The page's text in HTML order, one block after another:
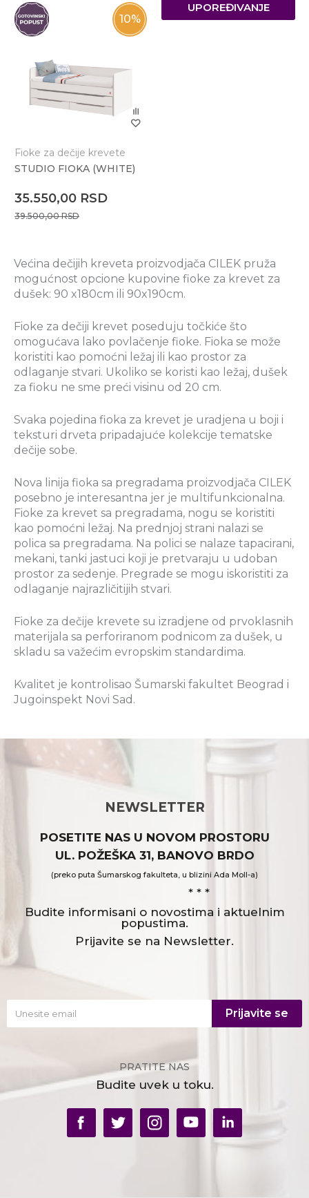
10%
Fioke za dečije krevete
STUDIO FIOKA (WHITE)
35.550,00 RSD
39.500,00RSD
UPOREĐIVANJE
Većina dečijih kreveta proizvodjača CILEK pruža
mogućnost opcione kupovine fioke za krevet za
dušek: 90 x180cm ili 90x190cm.
Fioke za dečiji krevet poseduju točkiće što
omogućava lako povlačenje fioke. Fioka se može
koristiti kao pomoćni ležaj ili kao prostor za
odlaganje stvari. Ukoliko se koristi kao ležaj, dušek
za fioku ne sme preći visinu od 20 cm.
Svaka pojedina fioka za krevet je uradjena u boji i
teksturi drveta pripadajuće kolekcije tematske
dečije sobe.
Nova linija fioka sa pregradama proizvodjača CILEK
posebno je interesantna jer je multifunkcionalna.
Fioke za krevet sa pregradama, nogu se koristiti
kao pomoćni ležaj. Na prednjoj strani nalazi se
polica sa pregradama. Na polici se nalaze tapacirani,
mekani, tanki jastuci koji je pretvaraju u udoban
prostor za sedenje. Pregrade se mogu iskoristiti za
odlaganje najrazličitijih stvari.
Fioke za dečije krevete su izradjene od prvoklasnih
materijala sa perforiranom podnicom za dušek, u
skladu sa važećim evropskim standardima.
Kvalitet je kontrolisao Šumarski fakultet Beograd i
Jugoinspekt Novi Sad.
NEWSLETTER
POSETITE NAS U NOVOM PROSTORU
UL. POŽEŠKA 31, BANOVO BRDO
(preko puta Šumarskog fakulteta, u blizini Ada Moll-a)
* * *
Budite informisani o novostima i aktuelnim
popustima.
Prijavite se na Newsletter.
Prijavite se
PRATITE NAS
Budite uvek u toku.